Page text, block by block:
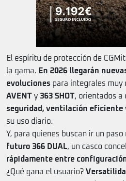
El espíritu de protección de
la gama. En 2026 llegarán
evoluciones para integrales muy
AVENT y 363 SHOT, orientados a
seguridad, ventilación eficiente
su uso diario.
Y, para quienes buscan ir un
futuro 366 DUAL, un casco
rápidamente entre
¿Qué gana el usuario?